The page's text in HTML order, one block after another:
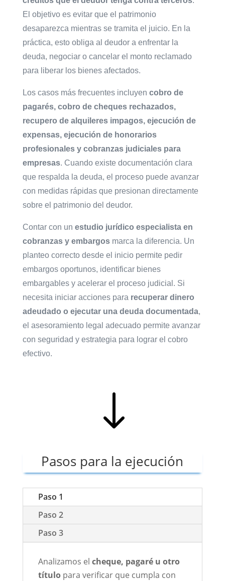
El objetivo es evitar que el patrimonio
desaparezca mientras se tramita el juicio. En la
práctica, esto obliga al deudor a enfrentar la
deuda, negociar o cancelar el monto reclamado
para liberar los bienes afectados.
Los casos más frecuentes incluyen cobro de
pagarés, cobro de cheques rechazados,
recupero de alquileres impagos, ejecución de
expensas, ejecución de honorarios
profesionales y cobranzas judiciales para
empresas. Cuando existe documentación clara
que respalda la deuda, el proceso puede avanzar
con medidas rápidas que presionan directamente
sobre el patrimonio del deudor.
Contar con un estudio jurídico especialista en
cobranzas y embargosmarca la diferencia. Un
planteo correcto desde el inicio permite pedir
embargos oportunos, identificar bienes
embargables y acelerar el proceso judicial. Si
necesita iniciar acciones para recuperar dinero
adeudado o ejecutar una deuda documentada,
el asesoramiento legal adecuado permite avanzar
con seguridad y estrategia para lograr el cobro
efectivo.
"
Pasos para la ejecución
Paso 1
Paso 2
Paso 3
Analizamos el cheque, pagaré u otro
títulopara verificar que cumpla con